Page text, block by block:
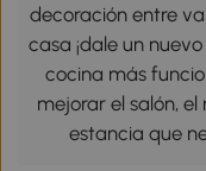
decoración entre
casa ¡dale un
cocina más
mejorar el salón,
estancia que